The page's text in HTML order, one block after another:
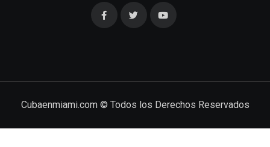
Cubaenmiami.com © Todos los Derechos Reservados